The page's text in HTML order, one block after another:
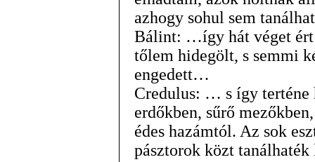
azhogy sohul sem
Bálint: …így hát véget ért
tőlem hidegölt, s semmi
engedett…
Credulus: … s így terténe
erdőkben, sűrő
édes hazámtól. Az sok
pásztorok közt